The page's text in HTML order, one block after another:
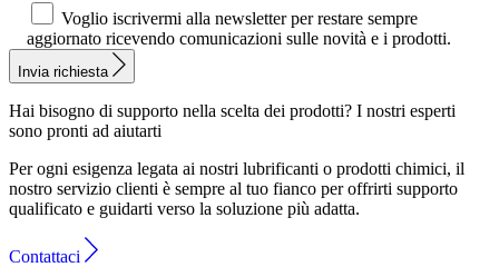
Voglio iscrivermi alla newsletter per restare sempre
aggiornato ricevendo comunicazioni sulle novità e i prodotti.
Invia richiesta
Hai bisogno di supporto nella scelta dei prodotti? I nostri esperti
sono pronti ad aiutarti
Per ogni esigenza legata ai nostri lubrificanti o prodotti chimici, il
nostro servizio clienti è sempre al tuo fianco per offrirti supporto
qualificato e guidarti verso la soluzione più adatta.
Contattaci